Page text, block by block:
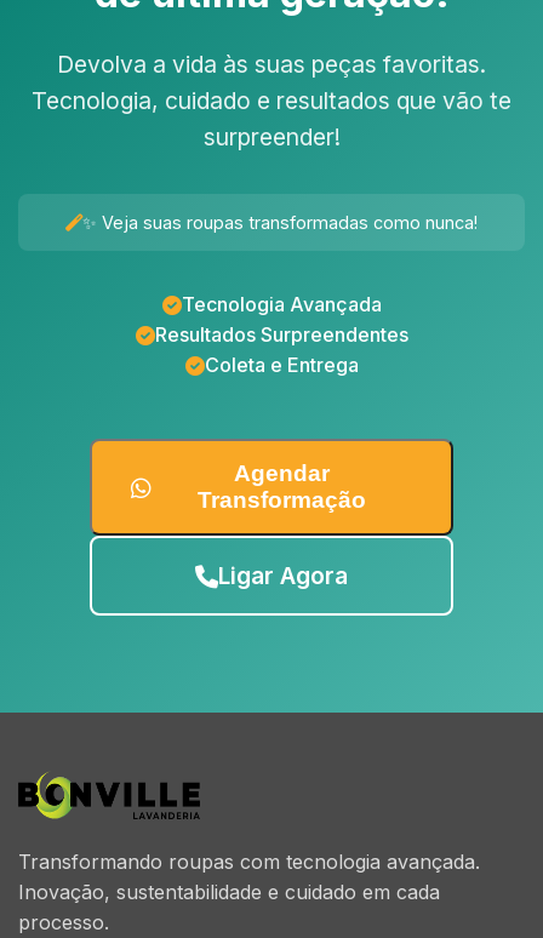
Devolva a vida às suas peças favoritas.
Tecnologia, cuidado e resultados que vão te
surpreender!
✨ Veja suas roupas transformadas como nunca!
Tecnologia Avançada
Resultados Surpreendentes
Coleta e Entrega
Agendar
Transformação
Ligar Agora
Transformando roupas com tecnologia avançada.
Inovação, sustentabilidade e cuidado em cada
processo.